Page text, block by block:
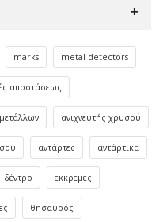
marks metal detectors
αποστάσεως
ανιχνευτής χρυσού
αντάρτες αντάρτικα
δέντρο εκκρεμές
θησαυρός